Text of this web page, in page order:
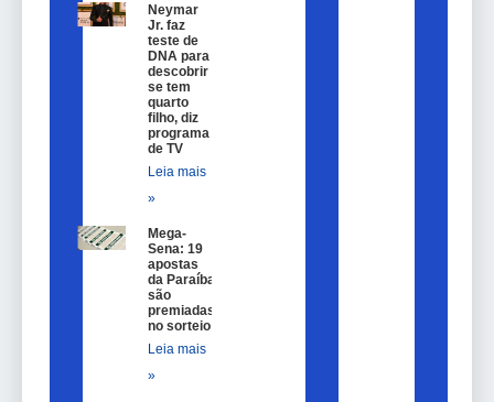
Neymar
Jr. faz
teste de
DNA para
descobrir
se tem
quarto
filho, diz
programa
de TV
Leia mais
»
Mega-
Sena: 19
apostas
da Paraíba
são
premiadas
no sorteio
Leia mais
»